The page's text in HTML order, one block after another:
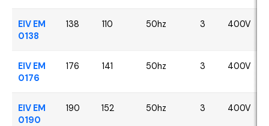
EIV EM
0138
138 110 50hz 3 400V
EIV EM
0176
176 141 50hz 3 400V
EIV EM
0190
190 152 50hz 3 400V